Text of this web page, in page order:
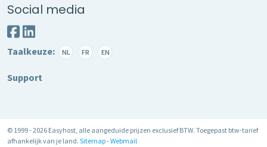
Social media
Taalkeuze: NL FR EN
Support
© 1999 - 2026 Easyhost, alle aangeduide prijzen exclusief BTW. Toegepast btw-tarief
afhankelijk van je land. Sitemap-Webmail